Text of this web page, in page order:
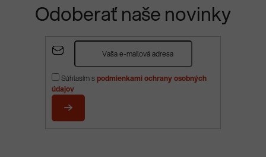
Odoberať naše novinky
Súhlasím spodmienkami ochrany osobných
údajov
PRIHLÁSIŤ